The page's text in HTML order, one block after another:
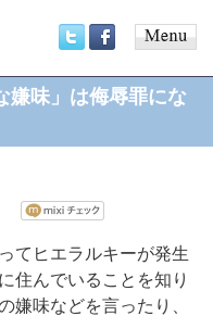
menu
嫌味」は侮辱罪にな
てヒエラルキーが発生
住んでいることを知り
嫌味などを言ったり、